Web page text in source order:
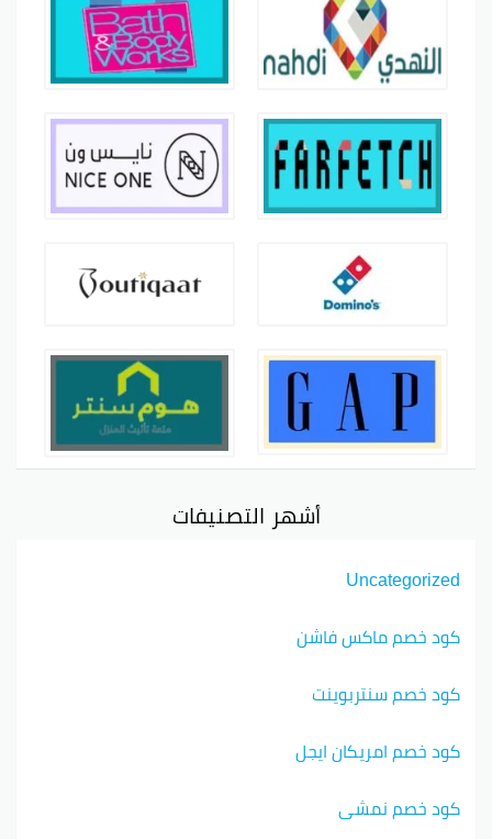
أشهر التصنيفات
Uncategorized
كود خصم ماكس فاشن
كود خصم سنتربوينت
كود خصم امريكان ايجل
كود خصم نمشي